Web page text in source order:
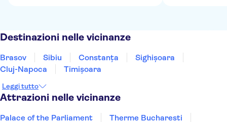
Destinazioni nelle vicinanze
Brasov Sibiu Constanţa
Sighișoara
Cluj-Napoca
Timișoara
Leggi tutto
Attrazioni nelle vicinanze
Palace of the Parliament Therme Bucharesti